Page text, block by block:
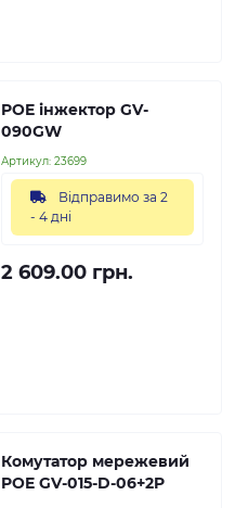
POE інжектор GV-
090GW
Артикул: 23699
Відправимо за 2
- 4 дні
2 609.00 грн.
Комутатор мережевий
POE GV-015-D-06+2P